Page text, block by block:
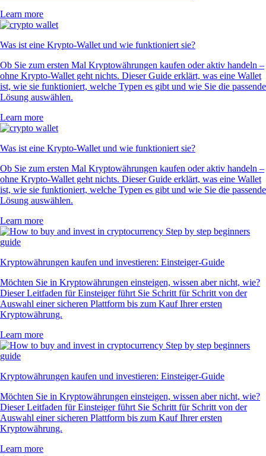
Learn more
Was ist eine Krypto-Wallet und wie funktioniert sie?
Ob Sie zum ersten Mal Kryptowährungen kaufen oder aktiv handeln –
ohne Krypto-Wallet geht nichts. Dieser Guide erklärt, was eine Wallet
ist, wie sie funktioniert, welche Typen es gibt und wie Sie die passende
Lösung auswählen.
Learn more
Was ist eine Krypto-Wallet und wie funktioniert sie?
Ob Sie zum ersten Mal Kryptowährungen kaufen oder aktiv handeln –
ohne Krypto-Wallet geht nichts. Dieser Guide erklärt, was eine Wallet
ist, wie sie funktioniert, welche Typen es gibt und wie Sie die passende
Lösung auswählen.
Learn more
Kryptowährungen kaufen und investieren: Einsteiger-Guide
Möchten Sie in Kryptowährungen einsteigen, wissen aber nicht, wie?
Dieser Leitfaden für Einsteiger führt Sie Schritt für Schritt von der
Auswahl einer sicheren Plattform bis zum Kauf Ihrer ersten
Kryptowährung.
Learn more
Kryptowährungen kaufen und investieren: Einsteiger-Guide
Möchten Sie in Kryptowährungen einsteigen, wissen aber nicht, wie?
Dieser Leitfaden für Einsteiger führt Sie Schritt für Schritt von der
Auswahl einer sicheren Plattform bis zum Kauf Ihrer ersten
Kryptowährung.
Learn more